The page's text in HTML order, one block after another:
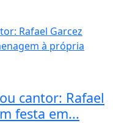
cantor: Rafael
festa em...